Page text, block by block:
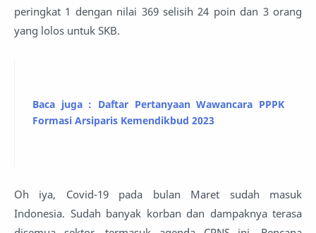
peringkat 1 dengan nilai 369 selisih 24 poin dan 3 orang
yang lolos untuk SKB.
Baca juga : Daftar Pertanyaan Wawancara PPPK
Formasi Arsiparis Kemendikbud 2023
Oh iya, Covid-19 pada bulan Maret sudah masuk
Indonesia. Sudah banyak korban dan dampaknya terasa